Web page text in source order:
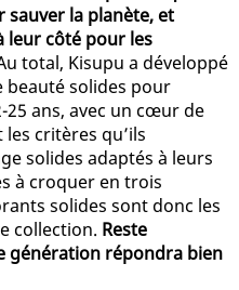
la planète, et
leur côté pour les
total, Kisupu a développé
solides pour
25 ans, avec un cœur de
critères qu’ils
solides adaptés à leurs
à croquer en trois
solides sont donc les
collection. Reste
génération répondra bien